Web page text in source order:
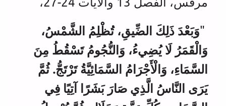
"وَبَعْدَ ذَلِكَ الضِّيقِ، تُظْلِمُ الشَّمْسُ،
وَالْقَمَرُ لَا يُضِيءُ، وَالنُّجُومُ تَسْقُطُ مِنَ
السَّمَاءِ، وَالْأَجْرَامُ السَّمَائِيَّةُ تَرْتَجُّ. ثُمَّ
يَرَى النَّاسُ الَّذِي صَارَ بَشَرًا آتِيًا فِي